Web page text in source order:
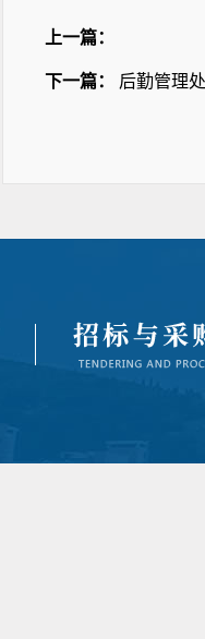
上一篇：
下一篇： 后勤管理